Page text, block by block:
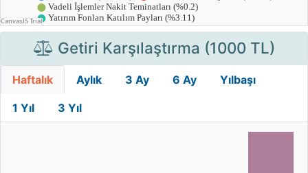
Getiri Karşılaştırma (1000 TL)
Haftalık Aylık 3 Ay 6 Ay Yılbaşı
1 Yıl 3 Yıl